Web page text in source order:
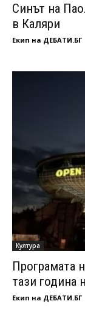
Синът на
в Каляри
Екип на ДЕБАТИ.БГ
Култура
Програмата
тази година
Екип на ДЕБАТИ.БГ